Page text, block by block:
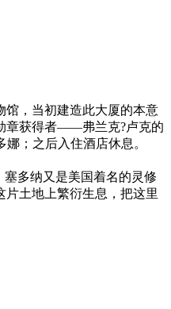
馆，当初建造此大厦的本意
章获得者——弗兰克?卢克的
；之后入住酒店休息。
多纳又是美国着名的灵修
土地上繁衍生息，把这里